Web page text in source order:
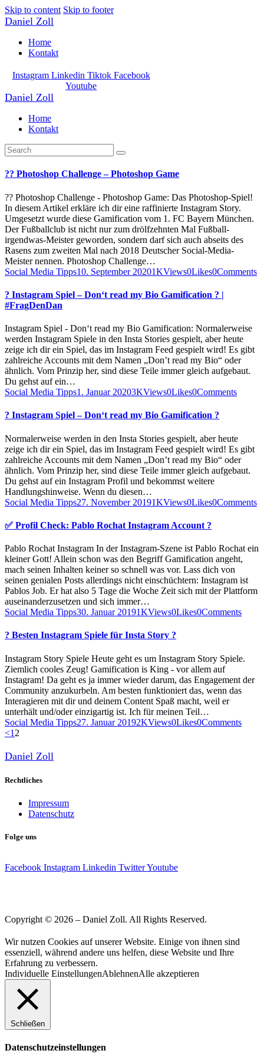
Skip to content Skip to footer
Daniel Zoll
Home
Kontakt
Instagram Linkedin Tiktok Facebook
Youtube
Daniel Zoll
Home
Kontakt
?? Photoshop Challenge – Photoshop Game
?? Photoshop Challenge - Photoshop Game: Das Photoshop-Spiel!
In diesem Artikel erkläre ich dir eine raffinierte Instagram Story.
Umgesetzt wurde diese Gamification vom 1. FC Bayern München.
Der Fußballclub ist nicht nur zum drölfzehnten Mal Fußball-
irgendwas-Meister geworden, sondern darf sich auch abseits des
Rasens zum zweiten Mal nach 2018 Deutscher Social-Media-
Meister nennen. Photoshop Challenge…
Social Media Tipps10. September 20201KViews0Likes0Comments
? Instagram Spiel – Don‘t read my Bio Gamification ? |
#FragDenDan
Instagram Spiel - Don‘t read my Bio Gamification: Normalerweise
werden Instagram Spiele in den Insta Stories gespielt, aber heute
zeige ich dir ein Spiel, das im Instagram Feed gespielt wird! Es gibt
zahlreiche Accounts mit dem Namen „Don’t read my Bio“ oder
ähnlich. Vom Prinzip her, sind diese Teile immer gleich aufgebaut.
Du gehst auf ein…
Social Media Tipps1. Januar 20203KViews0Likes0Comments
? Instagram Spiel – Don‘t read my Bio Gamification ?
Normalerweise werden in den Insta Stories gespielt, aber heute
zeige ich dir ein Spiel, das im Instagram Feed gespielt wird! Es gibt
zahlreiche Accounts mit dem Namen „Don’t read my Bio“ oder
ähnlich. Vom Prinzip her, sind diese Teile immer gleich aufgebaut.
Du gehst auf ein Instagram Profil und bekommst weitere
Handlungshinweise. Wenn du diesen…
Social Media Tipps27. November 20191KViews0Likes0Comments
✅ Profil Check: Pablo Rochat Instagram Account ?
Pablo Rochat Instagram In der Instagram-Szene ist Pablo Rochat ein
kleiner Gott! Allein schon was den Begriff Gamification angeht,
mach seinen Inhalten keiner so schnell was vor. Lass dich von
seinen genialen Posts allerdings nicht einschüchtern: Instagram ist
Pablos Job. Er hat also 5 Tage die Woche Zeit sich mit der Plattform
auseinanderzusetzen und sich immer…
Social Media Tipps30. Januar 20191KViews0Likes0Comments
? Besten Instagram Spiele für Insta Story ?
Instagram Story Spiele Heute geht es um Instagram Story Spiele.
Ziemlich cooles Zeug! Gamification is King - vor allem auf
Instagram! Da geht es ja immer wieder darum, das Engagement der
Community anzukurbeln. Am besten funktioniert das, wenn das
Interagieren mit dir und deinem Content Spaß macht, weil er
unterhält und/oder einzigartig ist. Ich für meinen Teil…
Social Media Tipps27. Januar 20192KViews0Likes0Comments
Seitennummerierung
der
<Page
1 Page
2
Daniel Zoll
Rechtliches
Impressum
Datenschutz
Folge uns
Facebook Instagram Linkedin TwitterYoutube
Copyright © 2026 – Daniel Zoll. All Rights Reserved.
Wir nutzen Cookies auf unserer Website. Einige von ihnen sind
essenziell, während andere uns helfen, diese Website und Ihre
Erfahrung zu verbessern.
Individuelle EinstellungenAblehnenAlle akzeptieren
Schließen
Datenschutzeinstellungen